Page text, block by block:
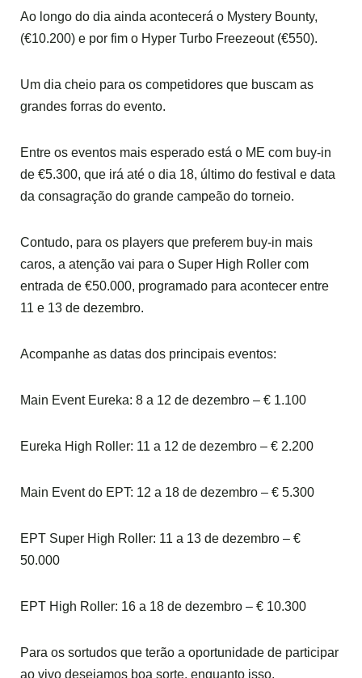
Ao longo do dia ainda acontecerá o Mystery Bounty,
(€10.200) e por fim o Hyper Turbo Freezeout (€550).
Um dia cheio para os competidores que buscam as
grandes forras do evento.
Entre os eventos mais esperado está o ME com buy-in
de €5.300, que irá até o dia 18, último do festival e data
da consagração do grande campeão do torneio.
Contudo, para os players que preferem buy-in mais
caros, a atenção vai para o Super High Roller com
entrada de €50.000, programado para acontecer entre
11 e 13 de dezembro.
Acompanhe as datas dos principais eventos:
Main Event Eureka: 8 a 12 de dezembro – € 1.100
Eureka High Roller: 11 a 12 de dezembro – € 2.200
Main Event do EPT: 12 a 18 de dezembro – € 5.300
EPT Super High Roller: 11 a 13 de dezembro – €
50.000
EPT High Roller: 16 a 18 de dezembro – € 10.300
Para os sortudos que terão a oportunidade de participar
ao vivo desejamos boa sorte, enquanto isso,